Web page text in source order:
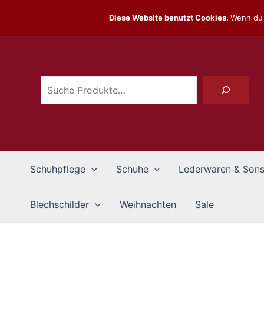
springen Suchen
Schuhpflege Schuhe Lederwaren &
Blechschilder Weihnachten Sale
Diese Website benutzt Cookies. Wenn